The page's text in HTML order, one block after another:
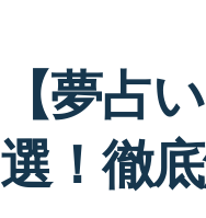
【夢占
選！徹